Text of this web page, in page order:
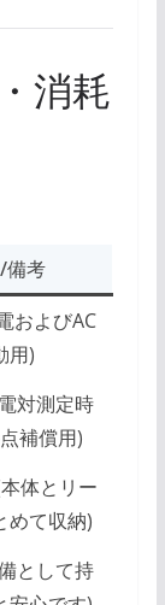
消耗
備考
およびAC
用)
対測定時
補償用)
体とリー
めて収納)
として持